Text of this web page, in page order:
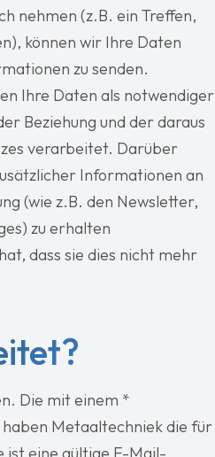
nehmen (z.B. ein Treffen,
können wir Ihre Daten
zu senden.
Ihre Daten als notwendiger
Beziehung und der daraus
verarbeitet. Darüber
Informationen an
(wie z.B. den Newsletter,
zu erhalten
dass sie dies nicht mehr
Die mit einem *
Metaaltechniek die für
ist eine gültige E-Mail-